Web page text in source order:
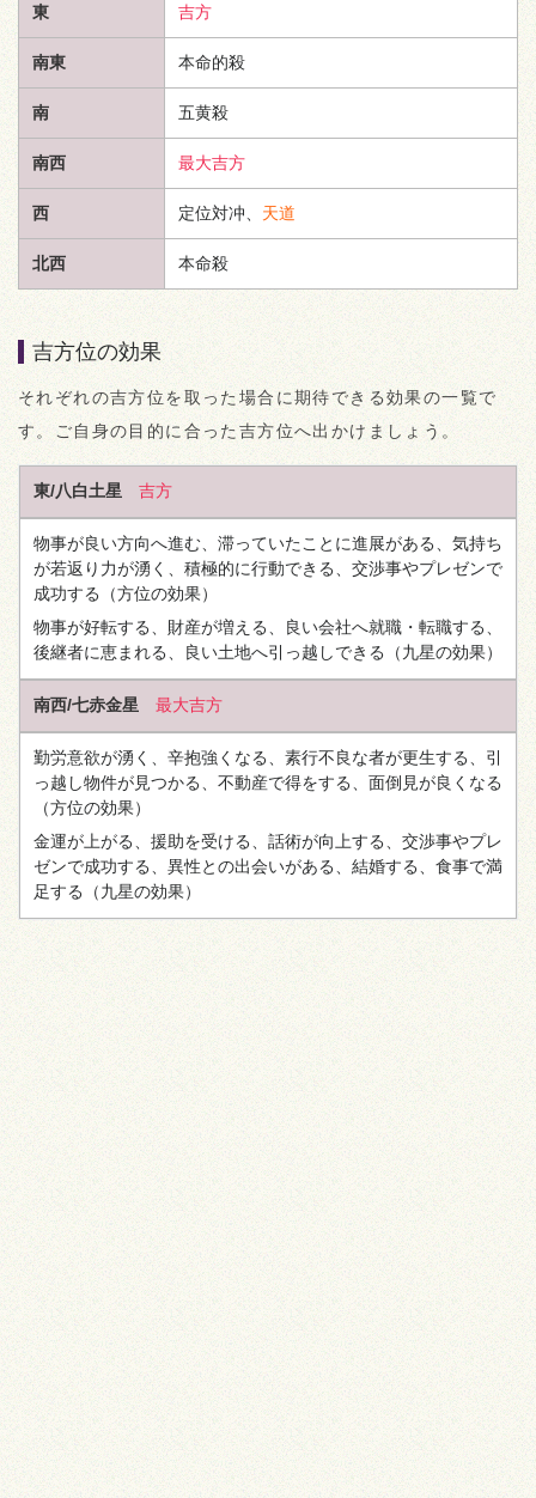
東 吉方
南東 本命的殺
南 五黄殺
南西 最大吉方
西 定位対冲、 天道
北西 本命殺
吉方位の効果
それぞれの吉方位を取った場合に期待できる効果の一覧で
す。ご自身の目的に合った吉方位へ出かけましょう。
東/八白土星 吉方
物事が良い方向へ進む、滞っていたことに進展がある、気持ち
が若返り力が湧く、積極的に行動できる、交渉事やプレゼンで
成功する （方位の効果）
物事が好転する、財産が増える、良い会社へ就職・転職する、
後継者に恵まれる、良い土地へ引っ越しできる （九星の効果）
南西/七赤金星 最大吉方
勤労意欲が湧く、辛抱強くなる、素行不良な者が更生する、引
っ越し物件が見つかる、不動産で得をする、面倒見が良くなる
（方位の効果）
金運が上がる、援助を受ける、話術が向上する、交渉事やプレ
ゼンで成功する、異性との出会いがある、結婚する、食事で満
足する （九星の効果）